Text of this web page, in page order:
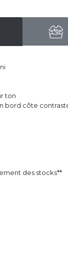
ton
bord côte
des stocks**